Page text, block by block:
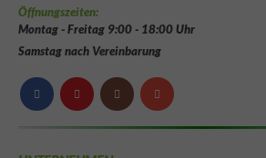
Öffnungszeiten:
Montag - Freitag 9:00 - 18:00 Uhr
Samstag nach Vereinbarung